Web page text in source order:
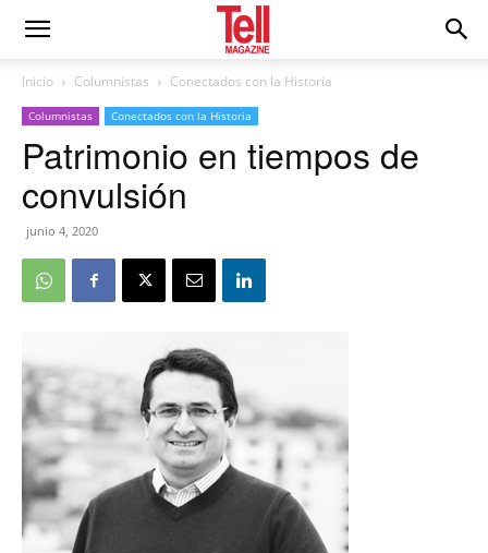
Inicio Columnistas Conectados con la Historia
Columnistas Conectados con la Historia
Patrimonio en tiempos de
convulsión
junio 4, 2020